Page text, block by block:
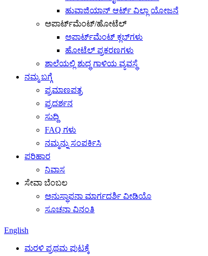
ಹುವಾಜಿಯಾನ್ ಆರ್ಟ್ ವಿಲ್ಲಾ ಯೋಜನೆ
ಅಪಾರ್ಟ್‌ಮೆಂಟ್/ಹೋಟೆಲ್
ಅಪಾರ್ಟ್‌ಮೆಂಟ್ ಕ್ಲಬ್‌ಗಳು
ಹೋಟೆಲ್ ಪ್ರಕರಣಗಳು
ಶಾಲೆಯಲ್ಲಿ ಶುದ್ಧ ಗಾಳಿಯ ವ್ಯವಸ್ಥೆ
ನಮ್ಮ ಬಗ್ಗೆ
ಪ್ರಮಾಣಪತ್ರ
ಪ್ರದರ್ಶನ
ಸುದ್ದಿ
FAQ ಗಳು
ನಮ್ಮನ್ನು ಸಂಪರ್ಕಿಸಿ
ಪರಿಹಾರ
ನಿವಾಸ
ಸೇವಾ ಬೆಂಬಲ
ಅನುಸ್ಥಾಪನಾ ಮಾರ್ಗದರ್ಶಿ ವೀಡಿಯೊ
ಸೂಚನಾ ವಿನಂತಿ
English
ಮರಳಿ ಪ್ರಥಮ ಪುಟಕ್ಕೆ